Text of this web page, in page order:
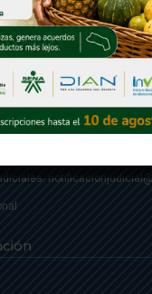
a la Ciudadania: 57-
607885 3374